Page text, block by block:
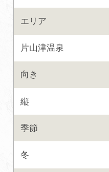
エリア
片山津温泉
向き
縦
季節
冬